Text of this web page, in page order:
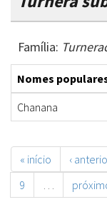
Família:
Nomes
Chanana
« início ‹
9
…